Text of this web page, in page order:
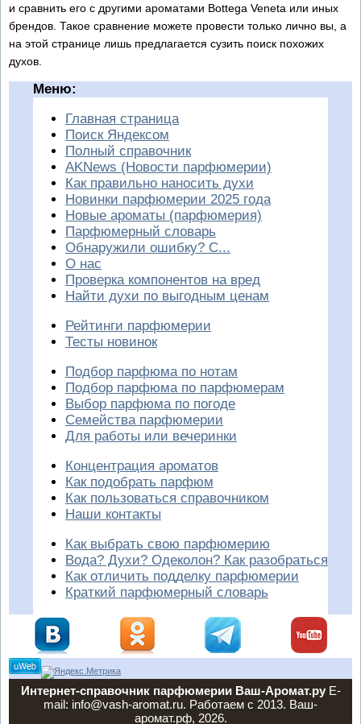
и сравнить его с другими ароматами Bottega Veneta или иных
брендов. Такое сравнение можете провести только лично вы, а
на этой странице лишь предлагается сузить поиск похожих
духов.
Меню:
Главная страница
Поиск Яндексом
Полный справочник
AKNews (Новости парфюмерии)
Как правильно наносить духи
Новинки парфюмерии 2025 года
Новые ароматы (парфюмерия)
Парфюмерный словарь
Обнаружили ошибку? С...
О нас
Проверка компонентов на вред
Найти духи по выгодным ценам
Рейтинги парфюмерии
Тесты новинок
Подбор парфюма по нотам
Подбор парфюма по парфюмерам
Выбор парфюма по погоде
Семейства парфюмерии
Для работы или вечеринки
Концентрация ароматов
Как подобрать парфюм
Как пользоваться справочником
Наши контакты
Как выбрать свою парфюмерию
Вода? Духи? Одеколон? Как разобраться
Как отличить подделку парфюмерии
Краткий парфюмерный словарь
Интернет-справочник парфюмерии Ваш-Аромат.руE-
mail: info@vash-aromat.ru. Работаем с 2013. Ваш-
аромат.рф, 2026.